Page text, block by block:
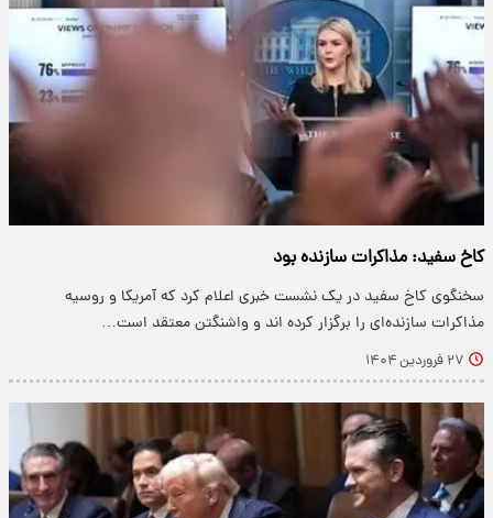
کاخ سفید: مذاکرات سازنده بود
سخنگوی کاخ سفید در یک نشست خبری اعلام کرد که آمریکا و روسیه
مذاکرات سازنده‌ای را برگزار کرده اند و واشنگتن معتقد است…
۲۷ فروردین ۱۴۰۴